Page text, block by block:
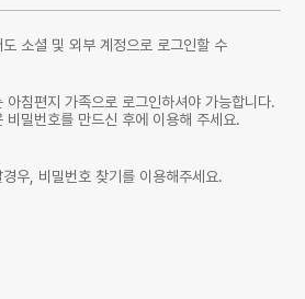
소셜 및 외부 계정으로 로그인할 수
아침편지 가족으로 로그인하셔야 가능합니다.
비밀번호를 만드신 후에 이용해 주세요.
우, 비밀번호 찾기를 이용해주세요.